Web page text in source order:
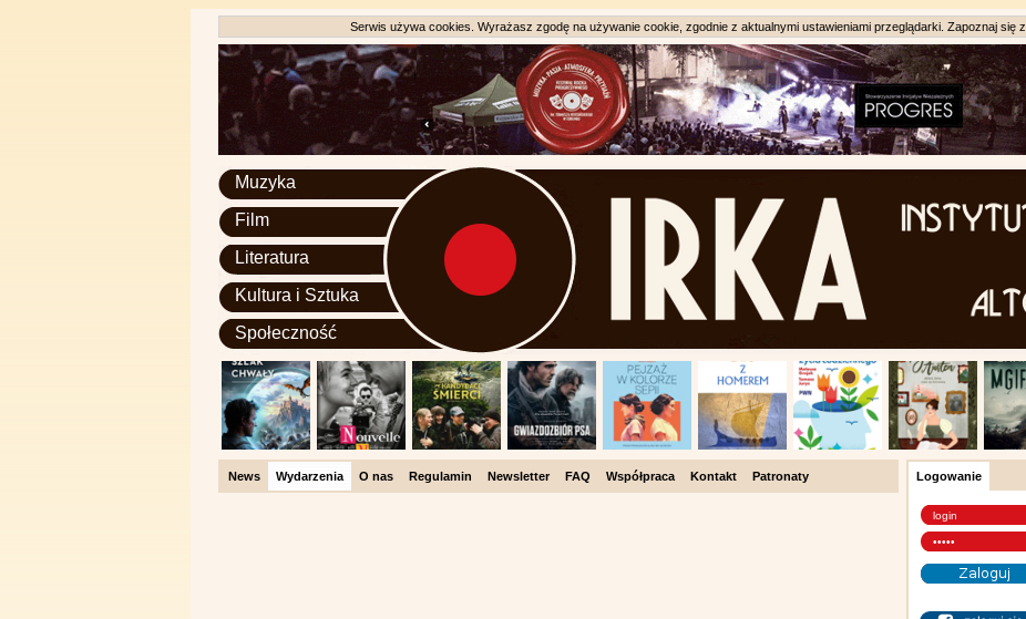
Serwis używa cookies. Wyrażasz zgodę na używanie cookie, zgodnie z aktualnymi ustawieniami przeglądarki. Zapoznaj się z
Muzyka
Film
Literatura
Kultura i Sztuka
Społeczność
News Wydarzenia O nas Regulamin Newsletter FAQ Współpraca Kontakt Patronaty Logowanie